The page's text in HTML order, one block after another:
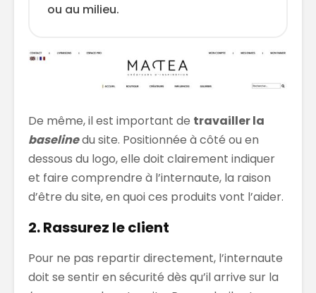
ou au milieu.
De même, il est important de travailler la
baselinedu site. Positionnée à côté ou en
dessous du logo, elle doit clairement indiquer
et faire comprendre à l’internaute, la raison
d’être du site, en quoi ces produits vont l’aider.
2. Rassurez le client
Pour ne pas repartir directement, l’internaute
doit se sentir en sécurité dès qu’il arrive sur la